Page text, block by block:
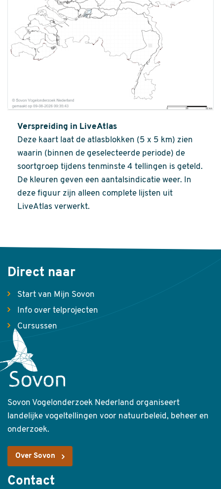
Verspreiding in LiveAtlas
Deze kaart laat de atlasblokken (5 x 5 km) zien
waarin (binnen de geselecteerde periode) de
soortgroep tijdens tenminste 4 tellingen is geteld.
De kleuren geven een aantalsindicatie weer. In
deze figuur zijn alleen complete lijsten uit
LiveAtlas verwerkt.
Direct naar
Start van Mijn Sovon
Info over telprojecten
Cursussen
Sovon Vogelonderzoek Nederland organiseert
landelijke vogeltellingen voor natuurbeleid, beheer en
onderzoek.
Over Sovon
Contact